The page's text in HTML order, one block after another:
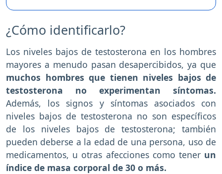
¿Cómo identificarlo?
Los niveles bajos de testosterona en los hombres
mayores a menudo pasan desapercibidos, ya que
muchos hombres que tienen niveles bajos de
testosterona no experimentan síntomas.
Además, los signos y síntomas asociados con
niveles bajos de testosterona no son específicos
de los niveles bajos de testosterona; también
pueden deberse a la edad de una persona, uso de
medicamentos, u otras afecciones como tener un
índice de masa corporal de 30 o más.